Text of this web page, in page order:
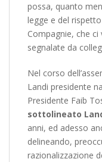
possa, quanto
legge e del
Compagnie, che
segnalate da
Nel corso
Landi presidente
Presidente Faib
sottolineato
anni, ed adesso
delineando,
razionalizzazione